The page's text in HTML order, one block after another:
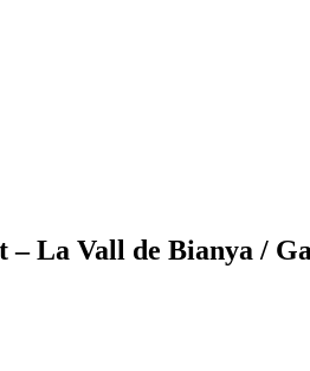
– La Vall de Bianya /